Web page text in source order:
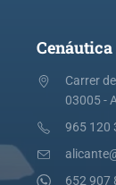
Carrer
03005 -
965 120
652 907